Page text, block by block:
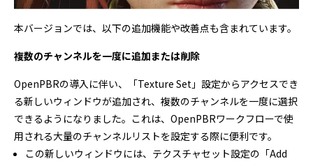
本バージョンでは、以下の追加機能や改善点も含まれています。
複数のチャンネルを一度に追加または削除
OpenPBRの導入に伴い、「Texture Set」設定からアクセスでき
る新しいウィンドウが追加され、複数のチャンネルを一度に選択
できるようになりました。これは、OpenPBRワークフローで使
用される大量のチャンネルリストを設定する際に便利です。
この新しいウィンドウには、テクスチャセット設定の「Add